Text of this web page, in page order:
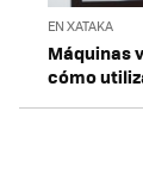
EN XATAKA
Máquinas
cómo